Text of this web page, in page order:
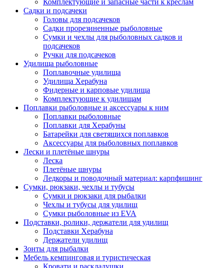
Садки и подсачеки
Головы для подсачеков
Садки прорезиненные рыболовные
Сумки и чехлы для рыболовных садков и
подсачеков
Ручки для подсачеков
Удилища рыболовные
Поплавочные удилища
Удилища Херабуна
Фидерные и карповые удилища
Комплектующие к удилищам
Поплавки рыболовные и аксессуары к ним
Поплавки рыболовные
Поплавки для Херабуны
Батарейки для светящихся поплавков
Аксессуары для рыболовных поплавков
Лески и плетёные шнуры
Леска
Плетёные шнуры
Ледкоры и поводочный материал: карпфишинг
Сумки, рюкзаки, чехлы и тубусы
Сумки и рюкзаки для рыбалки
Чехлы и тубусы для удилищ
Сумки рыболовные из EVA
Подставки, ролики, держатели для удилищ
Подставки Херабуна
Держатели удилищ
Зонты для рыбалки
Мебель кемпинговая и туристическая
Кровати и раскладушки